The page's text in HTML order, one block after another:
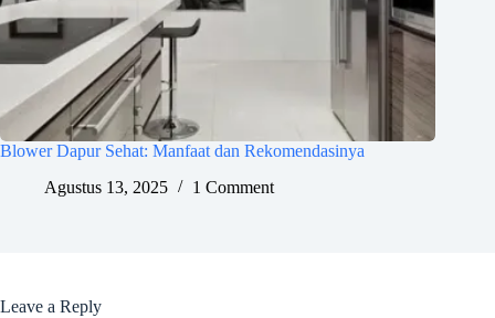
Blower Dapur Sehat: Manfaat dan Rekomendasinya
Agustus 13, 2025
1 Comment
Leave a Reply